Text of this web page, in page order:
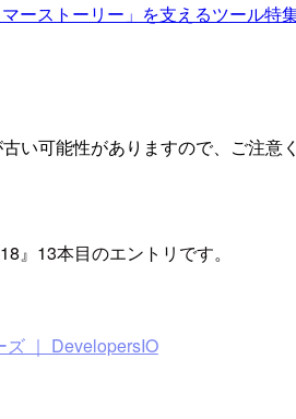
マーストーリー」を支えるツール特
い可能性がありますので、ご注意く
』13本目のエントリです。
｜ DevelopersIO